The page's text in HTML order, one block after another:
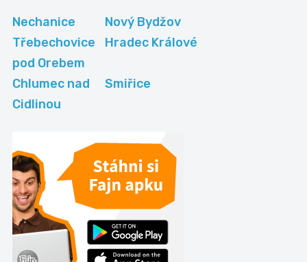
Nechanice
Nový Bydžov
Třebechovice
pod Orebem
Hradec Králové
Chlumec nad
Cidlinou
Smiřice